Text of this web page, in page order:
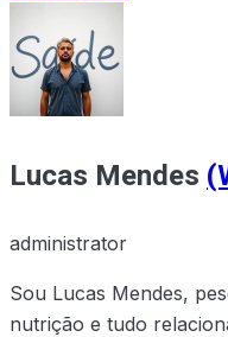
Lucas Mendes
administrator
Sou Lucas Mendes,
nutrição e tudo